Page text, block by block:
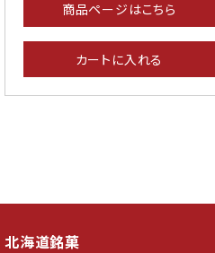
商品ページはこちら
カートに入れる
北海道銘菓